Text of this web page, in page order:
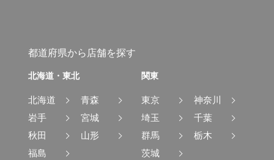
都道府県から店舗を探す
北海道・東北
北海道
青森
岩手
宮城
秋田
山形
福島
関東
東京
神奈川
埼玉
千葉
群馬
栃木
茨城